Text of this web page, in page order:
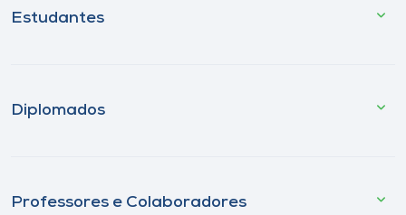
Estudantes
Diplomados
Professores e Colaboradores